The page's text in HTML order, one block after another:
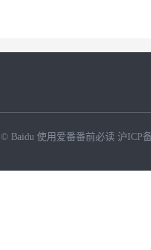
© Baidu 使用爱番番前必读 沪ICP